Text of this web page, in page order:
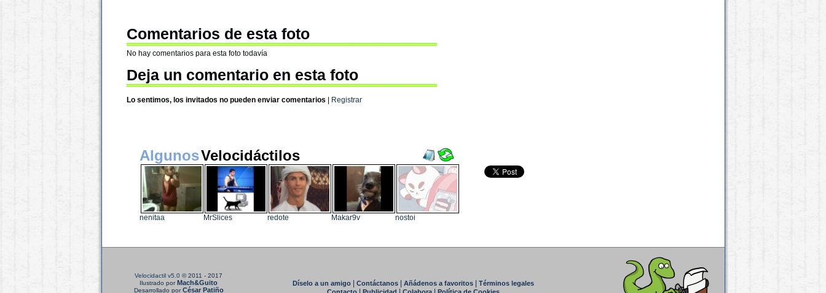
Comentarios de esta foto
No hay comentarios para esta foto todavía
Deja un comentario en esta foto
Lo sentimos, los invitados no pueden enviar comentarios Registrar
AlgunosVelocidáctilos
nenitaa MrSlices redote Makar9v nostoi
Velocidactil v5.0 © 2011 - 2017
Ilustrado porMach&Guito
Desarrollado porCésar Patiño
Díselo a un amigo| Contáctanos| Añádenos a favoritos|
Términos legales